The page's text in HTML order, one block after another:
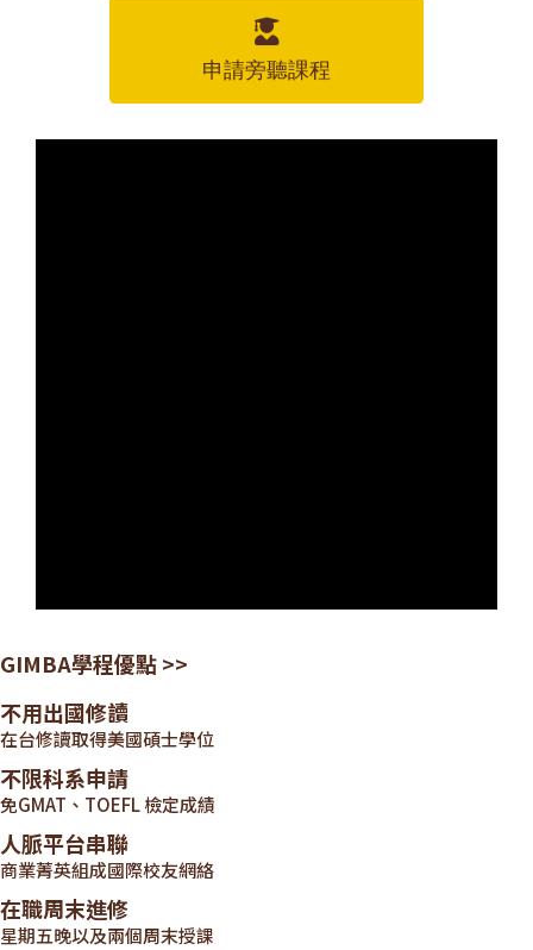
申請旁聽課程
GIMBA學程優點 >>
不用出國修讀
在台修讀取得美國碩士學位
不限科系申請
免GMAT、TOEFL 檢定成績
人脈平台串聯
商業菁英組成國際校友網絡
在職周末進修
星期五晚以及兩個周末授課